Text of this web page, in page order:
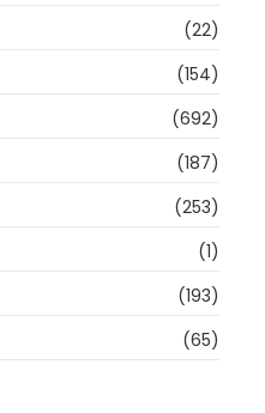
(22)
(154)
(692)
(187)
(253)
(1)
(193)
(65)